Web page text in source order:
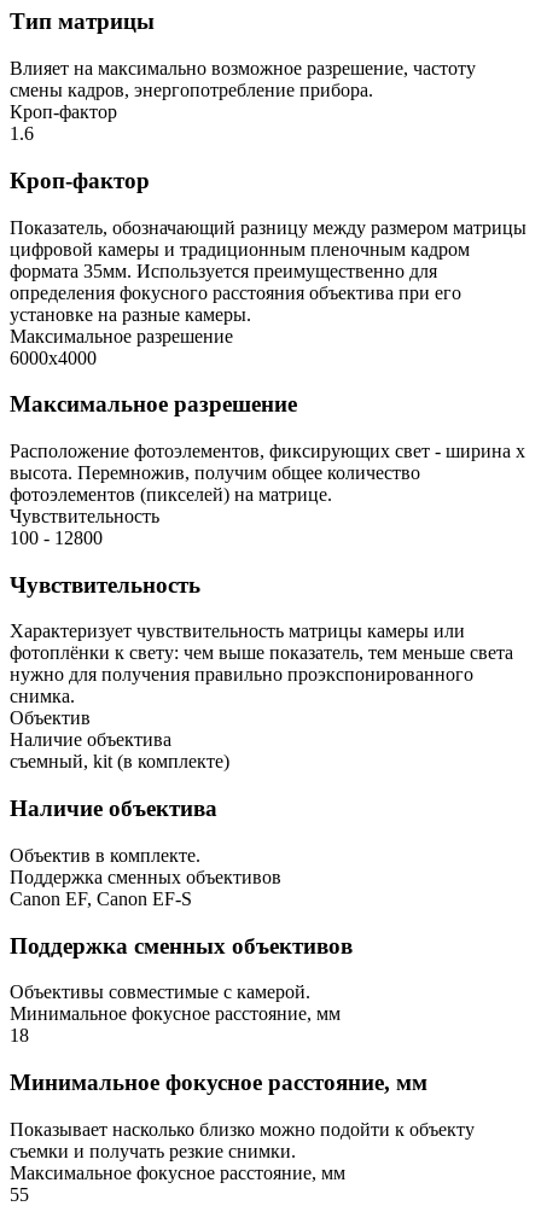
Тип матрицы
Влияет на максимально возможное разрешение, частоту
смены кадров, энергопотребление прибора.
Кроп-фактор
1.6
Кроп-фактор
Показатель, обозначающий разницу между размером матрицы
цифровой камеры и традиционным пленочным кадром
формата 35мм. Используется преимущественно для
определения фокусного расстояния объектива при его
установке на разные камеры.
Максимальное разрешение
6000х4000
Максимальное разрешение
Расположение фотоэлементов, фиксирующих свет - ширина х
высота. Перемножив, получим общее количество
фотоэлементов (пикселей) на матрице.
Чувствительность
100 - 12800
Чувствительность
Характеризует чувствительность матрицы камеры или
фотоплёнки к свету: чем выше показатель, тем меньше света
нужно для получения правильно проэкспонированного
снимка.
Объектив
Наличие объектива
съемный, kit (в комплекте)
Наличие объектива
Объектив в комплекте.
Поддержка сменных объективов
Canon EF, Canon EF-S
Поддержка сменных объективов
Объективы совместимые с камерой.
Минимальное фокусное расстояние, мм
18
Минимальное фокусное расстояние, мм
Показывает насколько близко можно подойти к объекту
съемки и получать резкие снимки.
Максимальное фокусное расстояние, мм
55